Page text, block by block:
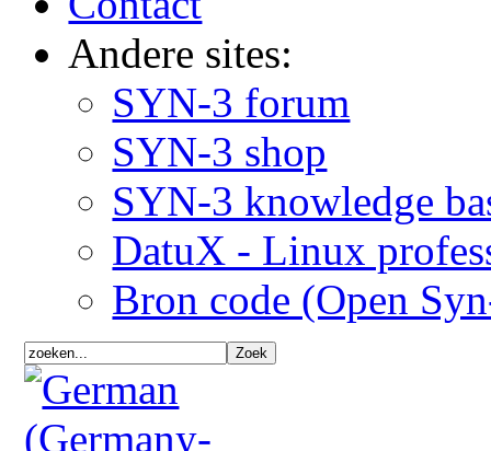
Andere sites:
SYN-3 forum
SYN-3 shop
SYN-3 knowledge
DatuX - Linux
Bron code (Open